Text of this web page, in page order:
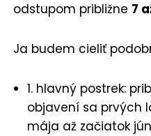
odstupom približne 7
Ja budem cieliť
1. hlavný postrek:
objavení sa prvých
mája až začiatok